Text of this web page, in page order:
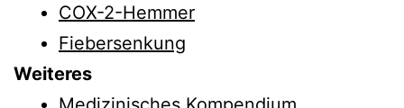
COX-2-Hemmer
Fiebersenkung
Weiteres